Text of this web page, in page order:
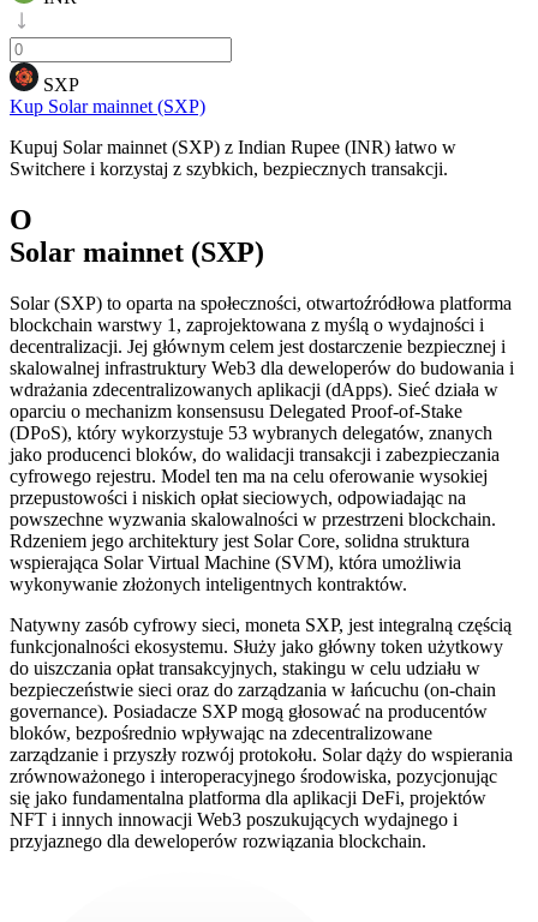
SXP
Kup Solar mainnet (SXP)
Kupuj Solar mainnet (SXP) z Indian Rupee (INR) łatwo w
Switchere i korzystaj z szybkich, bezpiecznych transakcji.
O
Solar mainnet (SXP)
Solar (SXP) to oparta na społeczności, otwartoźródłowa platforma
blockchain warstwy 1, zaprojektowana z myślą o wydajności i
decentralizacji. Jej głównym celem jest dostarczenie bezpiecznej i
skalowalnej infrastruktury Web3 dla deweloperów do budowania i
wdrażania zdecentralizowanych aplikacji (dApps). Sieć działa w
oparciu o mechanizm konsensusu Delegated Proof-of-Stake
(DPoS), który wykorzystuje 53 wybranych delegatów, znanych
jako producenci bloków, do walidacji transakcji i zabezpieczania
cyfrowego rejestru. Model ten ma na celu oferowanie wysokiej
przepustowości i niskich opłat sieciowych, odpowiadając na
powszechne wyzwania skalowalności w przestrzeni blockchain.
Rdzeniem jego architektury jest Solar Core, solidna struktura
wspierająca Solar Virtual Machine (SVM), która umożliwia
wykonywanie złożonych inteligentnych kontraktów.
Natywny zasób cyfrowy sieci, moneta SXP, jest integralną częścią
funkcjonalności ekosystemu. Służy jako główny token użytkowy
do uiszczania opłat transakcyjnych, stakingu w celu udziału w
bezpieczeństwie sieci oraz do zarządzania w łańcuchu (on-chain
governance). Posiadacze SXP mogą głosować na producentów
bloków, bezpośrednio wpływając na zdecentralizowane
zarządzanie i przyszły rozwój protokołu. Solar dąży do wspierania
zrównoważonego i interoperacyjnego środowiska, pozycjonując
się jako fundamentalna platforma dla aplikacji DeFi, projektów
NFT i innych innowacji Web3 poszukujących wydajnego i
przyjaznego dla deweloperów rozwiązania blockchain.